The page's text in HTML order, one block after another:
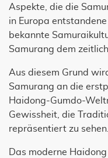
Aspekte, die die
in Europa
bekannte
Samurang dem
Aus diesem Grund
Samurang an die
Haidong-Gumdo-
Gewissheit, die
repräsentiert zu sehen.
Das moderne